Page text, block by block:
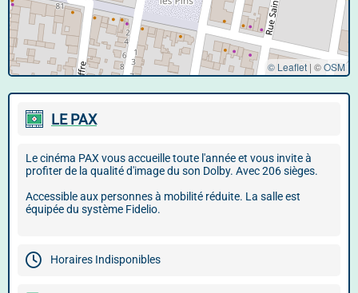
© Leaflet | ©OSM
LE PAX
Le cinéma PAX vous accueille toute l'année et vous invite à
profiter de la qualité d'image du son Dolby. Avec 206 sièges.
Accessible aux personnes à mobilité réduite. La salle est
équipée du système Fidelio.
Horaires Indisponibles